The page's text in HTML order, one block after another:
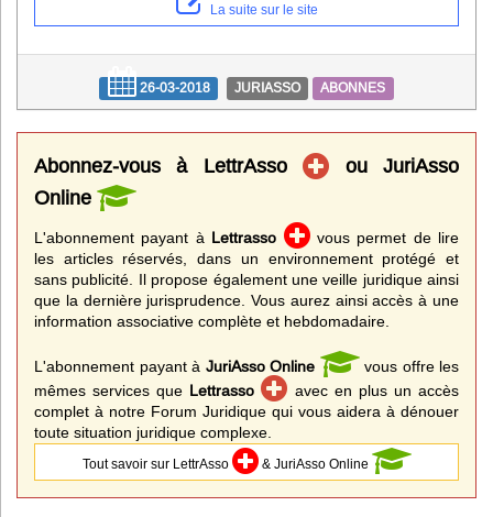
La suite sur le site
26-03-2018 JURIASSO ABONNES
Abonnez-vous à LettrAsso
ou JuriAsso
Online
L'abonnement payant à Lettrasso
vous permet de lire
les articles réservés, dans un environnement protégé et
sans publicité. Il propose également une veille juridique ainsi
que la dernière jurisprudence. Vous aurez ainsi accès à une
information associative complète et hebdomadaire.
L'abonnement payant à JuriAsso Online
vous offre les
mêmes services que Lettrasso
avec en plus un accès
complet à notre Forum Juridique qui vous aidera à dénouer
toute situation juridique complexe.
Tout savoir sur LettrAsso & JuriAsso Online